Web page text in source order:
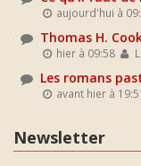
aujourd'hui à
Thomas H.
hier à 09:58
Les romans
avant hier à
Newsletter